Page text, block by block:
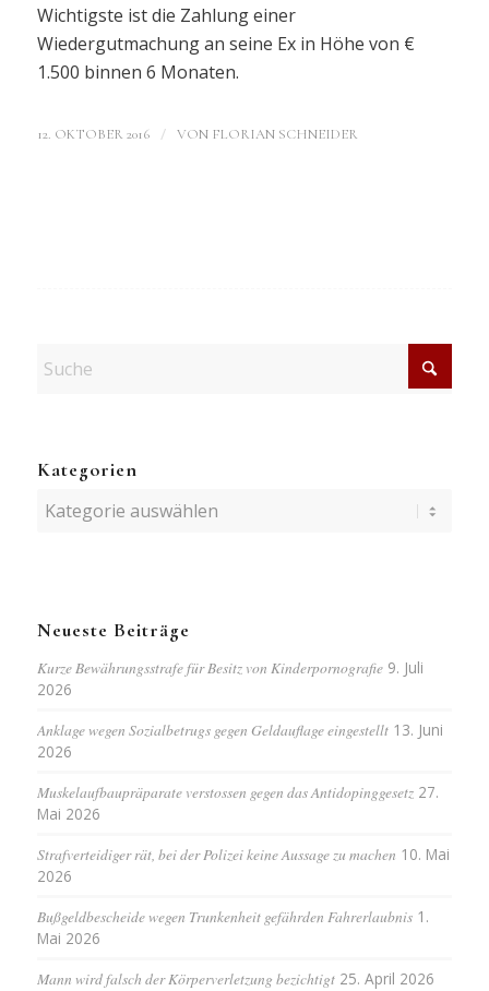
Wichtigste ist die Zahlung einer
Wiedergutmachung an seine Ex in Höhe von €
1.500 binnen 6 Monaten.
12. OKTOBER 2016 / VON FLORIAN SCHNEIDER
Kategorien
Kategorien
Neueste Beiträge
Kurze Bewährungsstrafe für Besitz von Kinderpornografie 9. Juli
2026
Anklage wegen Sozialbetrugs gegen Geldauflage eingestellt 13. Juni
2026
Muskelaufbaupräparate verstossen gegen das Antidopinggesetz 27.
Mai 2026
Strafverteidiger rät, bei der Polizei keine Aussage zu machen 10. Mai
2026
Bußgeldbescheide wegen Trunkenheit gefährden Fahrerlaubnis 1.
Mai 2026
Mann wird falsch der Körperverletzung bezichtigt 25. April 2026